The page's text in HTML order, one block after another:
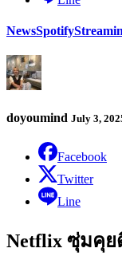
NewsSpotify
doyoumind July 3,
Facebook
Twitter
Line
Netflix ซุ่มคุย